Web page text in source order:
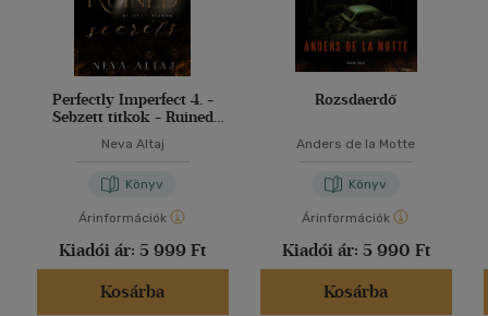
Perfectly Imperfect 4. -
Sebzett titkok - Ruined
Neva Altaj
Könyv
Árinformációk
Kiadói ár: 5 999 Ft
Kosárba
Rozsdaerdő
Anders de la Motte
Könyv
Árinformációk
Kiadói ár: 5 990 Ft
Kosárba